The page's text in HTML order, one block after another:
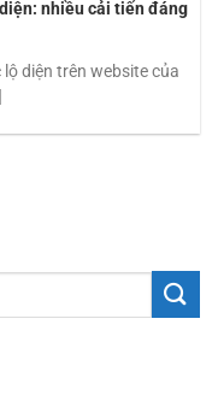
nhiều cải tiến đáng
diện trên website của